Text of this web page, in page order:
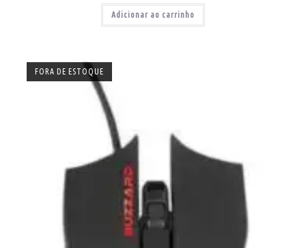
Adicionar ao carrinho
FORA DE ESTOQUE